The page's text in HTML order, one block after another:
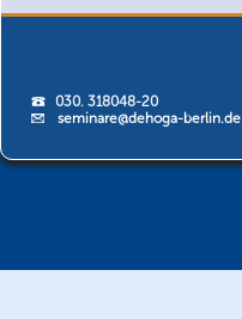
030. 318048-20
seminare@dehoga-berlin.de